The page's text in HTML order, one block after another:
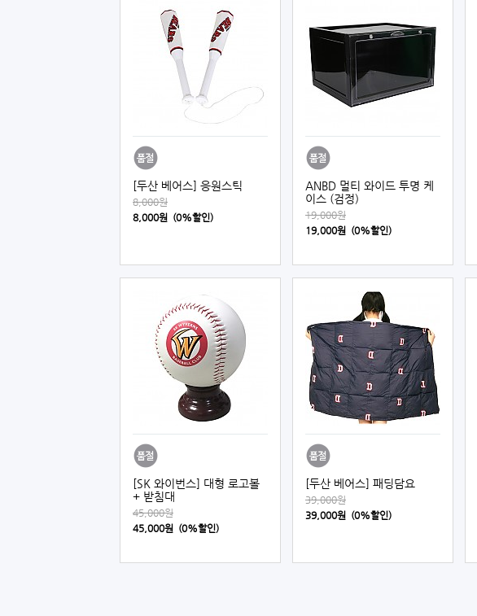
[두산 베어스] 응원스틱
8,000원
8,000원 (0%할인)
ANBD 멀티 와이드 투명 케
이스 (검정)
19,000원
19,000원 (0%할인)
[SK 와이번스] 대형 로고볼
+ 받침대
45,000원
45,000원 (0%할인)
[두산 베어스] 패딩담요
39,000원
39,000원 (0%할인)